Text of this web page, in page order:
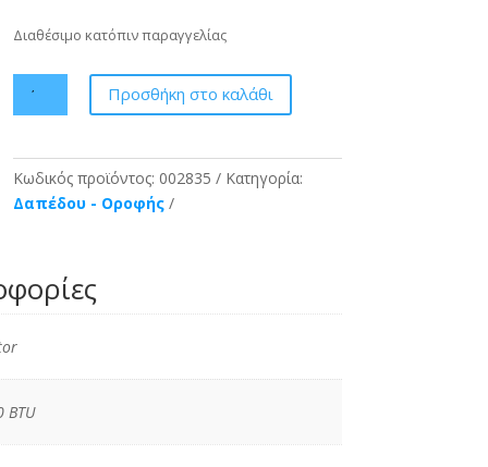
Διαθέσιμο κατόπιν παραγγελίας
Inventor
V7KI-
18
-
18000
Προσθήκη στο καλάθι
Κωδικός προϊόντος: 002835
Κατηγορία:
Δαπέδου - Οροφής
BTU